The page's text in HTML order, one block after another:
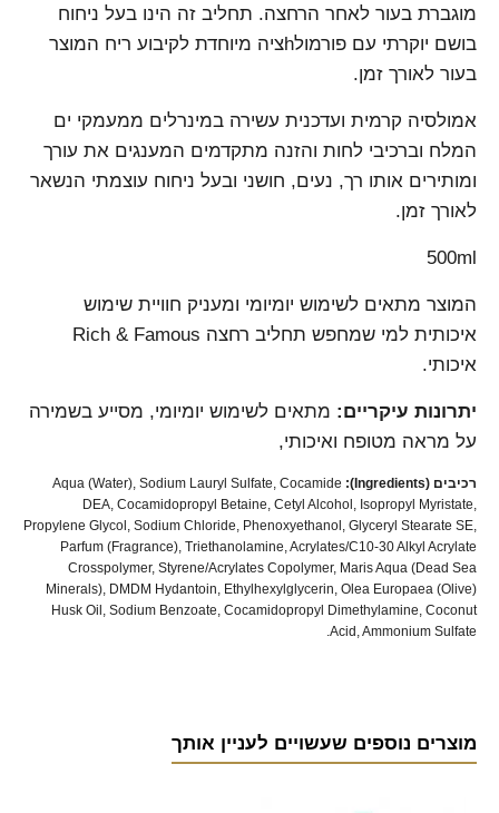
מוצרים נוספים שעשויים לעניין אותך
מוגברת בעור לאחר הרחצה. תחליב זה הינו בעל ניחוח
בושם יוקרתי עם פורמולhציה מיוחדת לקיבוע ריח המוצר
בעור לאורך זמן.
אמולסיה קרמית ועדכנית עשירה במינרלים ממעמקי ים
המלח וברכיבי לחות והזנה מתקדמים המענגים את עורך
ומותירים אותו רך, נעים, חושני ובעל ניחוח עוצמתי הנשאר
לאורך זמן.
500ml
המוצר מתאים לשימוש יומיומי ומעניק חוויית שימוש
איכותית למי שמחפש תחליב רחצה Rich & Famous
איכותי.
יתרונות עיקריים: מתאים לשימוש יומיומי, מסייע בשמירה
על מראה מטופח ואיכותי,
רכיבים (Ingredients):
Aqua (Water), Sodium Lauryl Sulfate, Cocamide
DEA, Cocamidopropyl Betaine, Cetyl Alcohol, Isopropyl Myristate,
Propylene Glycol, Sodium Chloride, Phenoxyethanol, Glyceryl Stearate SE,
Parfum (Fragrance), Triethanolamine, Acrylates/C10-30 Alkyl Acrylate
Crosspolymer, Styrene/Acrylates Copolymer, Maris Aqua (Dead Sea
Minerals), DMDM Hydantoin, Ethylhexylglycerin, Olea Europaea (Olive)
Husk Oil, Sodium Benzoate, Cocamidopropyl Dimethylamine, Coconut
Acid, Ammonium Sulfate.